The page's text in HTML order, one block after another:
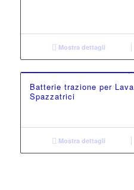
Mostra dettagli
Batterie trazione per
Spazzatrici
Mostra dettagli